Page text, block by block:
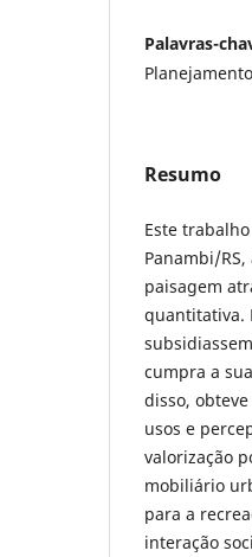
Palavras-
Resumo
Este
Panambi/
paisagem
quantitativa.
cumpra a
disso,
usos e
valorização
mobiliário
para a
interação